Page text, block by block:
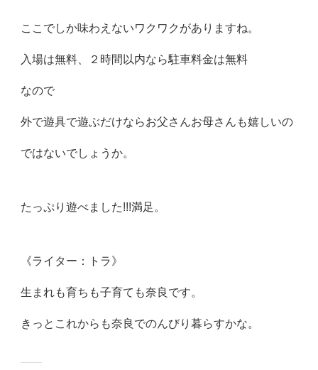
ここでしか味わえないワクワクがありますね。
入場は無料、２時間以内なら駐車料金は無料
なので
外で遊具で遊ぶだけならお父さんお母さんも嬉しいの
ではないでしょうか。
たっぷり遊べました!!!満足。
《ライター：トラ》
生まれも育ちも子育ても奈良です。
きっとこれからも奈良でのんびり暮らすかな。